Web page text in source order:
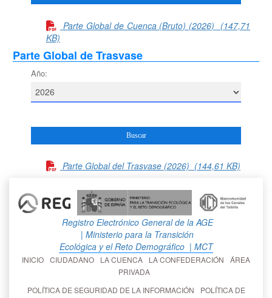
Parte Global de Cuenca (Bruto) (2026) (147,71
KB)
Parte Global de Trasvase
Año:
Parte Global del Trasvase (2026) (144,61 KB)
Registro Electrónico General de la AGE
| Ministerio para la Transición
Ecológica y el Reto Demográfico | MCT
INICIO CIUDADANO LA CUENCA LA CONFEDERACIÓN
ÁREA
PRIVADA
POLÍTICA DE SEGURIDAD DE LA INFORMACIÓN
POLÍTICA DE